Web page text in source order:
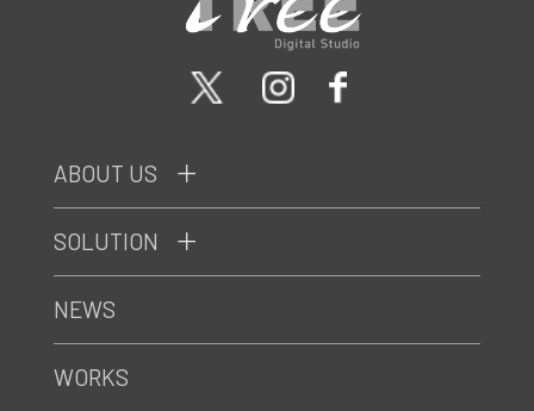
ABOUT US
SOLUTION
NEWS
WORKS